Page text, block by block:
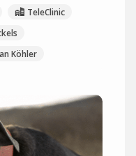
TeleClinic
Köhler